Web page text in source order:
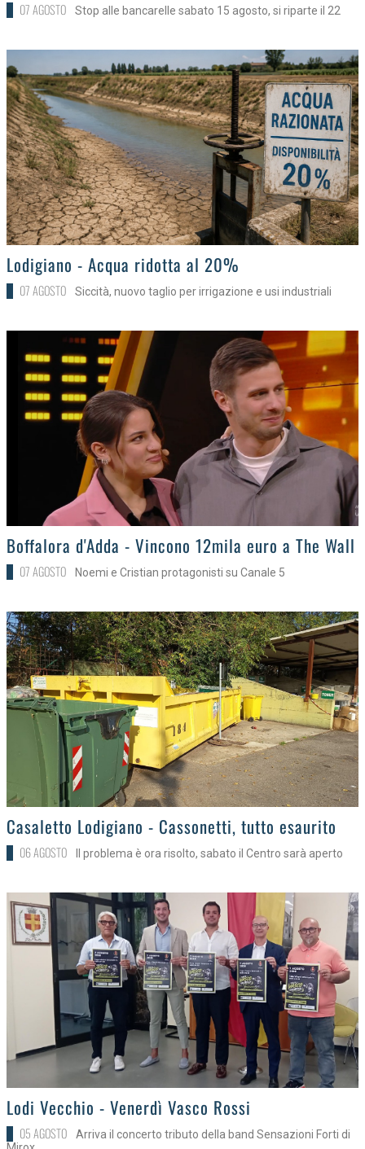
07 AGOSTO Stop alle bancarelle sabato 15 agosto, si riparte il 22
>Lodigiano - Acqua ridotta al 20%
07 AGOSTO Siccità, nuovo taglio per irrigazione e usi industriali
>
Boffalora d'Adda - Vincono 12mila euro a The Wall
07 AGOSTO Noemi e Cristian protagonisti su Canale 5
>
Casaletto Lodigiano - Cassonetti, tutto esaurito
06 AGOSTO Il problema è ora risolto, sabato il Centro sarà aperto
>Lodi Vecchio - Venerdì Vasco Rossi
05 AGOSTO
Arriva il concerto tributo della band Sensazioni Forti di